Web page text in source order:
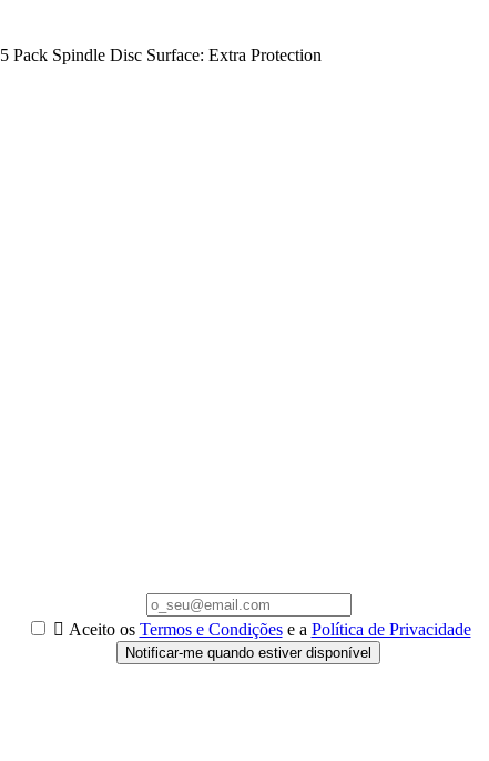
Spindle Disc Surface: Extra Protection
 Aceito os Termos e Condiçõese a Política de Privacidade
Notificar-me quando estiver disponível